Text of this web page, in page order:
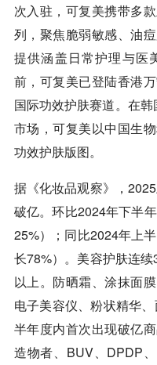
次入驻，可复美携带多
列，聚焦脆弱敏感、油
提供涵盖日常护理与医
前，可复美已登陆香港
国际功效护肤赛道。在韩
市场，可复美以中国生
功效护肤版图。
据《化妆品观察》，
破亿。环比2024年下半
25%）；同比2024年上
长78%）。美容护肤连
以上。防晒霜、涂抹面
电子美容仪、粉状精华
半年度内首次出现破亿
造物者、BUV、DPDP